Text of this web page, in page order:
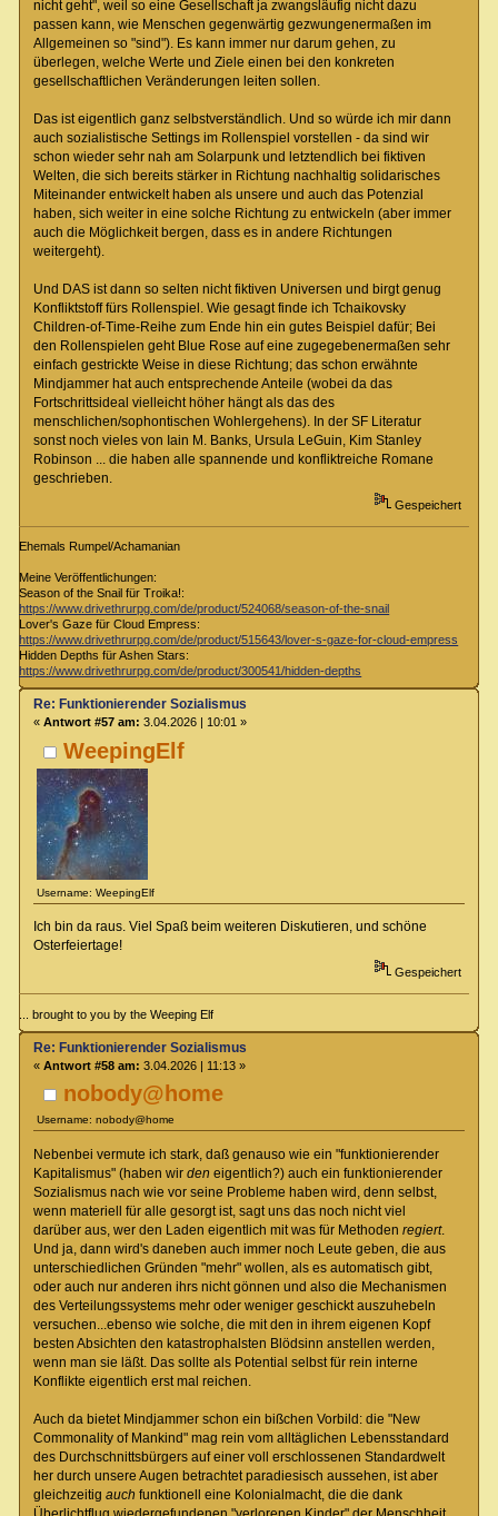
nicht geht", weil so eine Gesellschaft ja zwangsläufig nicht dazu
passen kann, wie Menschen gegenwärtig gezwungenermaßen im
Allgemeinen so "sind"). Es kann immer nur darum gehen, zu
überlegen, welche Werte und Ziele einen bei den konkreten
gesellschaftlichen Veränderungen leiten sollen.
Das ist eigentlich ganz selbstverständlich. Und so würde ich mir dann
auch sozialistische Settings im Rollenspiel vorstellen - da sind wir
schon wieder sehr nah am Solarpunk und letztendlich bei fiktiven
Welten, die sich bereits stärker in Richtung nachhaltig solidarisches
Miteinander entwickelt haben als unsere und auch das Potenzial
haben, sich weiter in eine solche Richtung zu entwickeln (aber immer
auch die Möglichkeit bergen, dass es in andere Richtungen
weitergeht).
Und DAS ist dann so selten nicht fiktiven Universen und birgt genug
Konfliktstoff fürs Rollenspiel. Wie gesagt finde ich Tchaikovsky
Children-of-Time-Reihe zum Ende hin ein gutes Beispiel dafür; Bei
den Rollenspielen geht Blue Rose auf eine zugegebenermaßen sehr
einfach gestrickte Weise in diese Richtung; das schon erwähnte
Mindjammer hat auch entsprechende Anteile (wobei da das
Fortschrittsideal vielleicht höher hängt als das des
menschlichen/sophontischen Wohlergehens). In der SF Literatur
sonst noch vieles von Iain M. Banks, Ursula LeGuin, Kim Stanley
Robinson ... die haben alle spannende und konfliktreiche Romane
geschrieben.
Gespeichert
Ehemals Rumpel/Achamanian
Meine Veröffentlichungen:
Season of the Snail für Troika!:
https://www.drivethrurpg.com/de/product/524068/season-of-the-snail
Lover's Gaze für Cloud Empress:
https://www.drivethrurpg.com/de/product/515643/lover-s-gaze-for-cloud-empress
Hidden Depths für Ashen Stars:
https://www.drivethrurpg.com/de/product/300541/hidden-depths
WeepingElf
Username: WeepingElf
Re: Funktionierender Sozialismus
« Antwort #57 am: 3.04.2026 | 10:01 »
Ich bin da raus. Viel Spaß beim weiteren Diskutieren, und schöne
Osterfeiertage!
Gespeichert
... brought to you by the Weeping Elf
nobody@home
Username: nobody@home
Re: Funktionierender Sozialismus
« Antwort #58 am: 3.04.2026 | 11:13 »
Nebenbei vermute ich stark, daß genauso wie ein "funktionierender
Kapitalismus" (haben wir den eigentlich?) auch ein funktionierender
Sozialismus nach wie vor seine Probleme haben wird, denn selbst,
wenn materiell für alle gesorgt ist, sagt uns das noch nicht viel
darüber aus, wer den Laden eigentlich mit was für Methoden regiert.
Und ja, dann wird's daneben auch immer noch Leute geben, die aus
unterschiedlichen Gründen "mehr" wollen, als es automatisch gibt,
oder auch nur anderen ihrs nicht gönnen und also die Mechanismen
des Verteilungssystems mehr oder weniger geschickt auszuhebeln
versuchen...ebenso wie solche, die mit den in ihrem eigenen Kopf
besten Absichten den katastrophalsten Blödsinn anstellen werden,
wenn man sie läßt. Das sollte als Potential selbst für rein interne
Konflikte eigentlich erst mal reichen.
Auch da bietet Mindjammer schon ein bißchen Vorbild: die "New
Commonality of Mankind" mag rein vom alltäglichen Lebensstandard
des Durchschnittsbürgers auf einer voll erschlossenen Standardwelt
her durch unsere Augen betrachtet paradiesisch aussehen, ist aber
gleichzeitig auch funktionell eine Kolonialmacht, die die dank